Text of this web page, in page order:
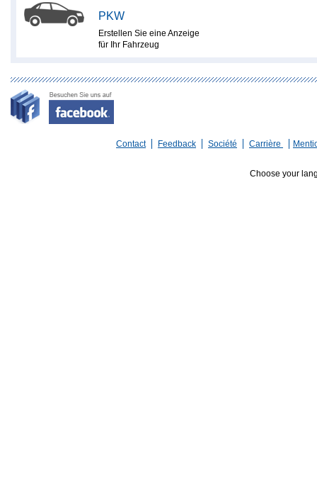
PKW
Erstellen Sie eine Anzeige
für Ihr Fahrzeug
Contact Feedback Société Carrière
Choose your